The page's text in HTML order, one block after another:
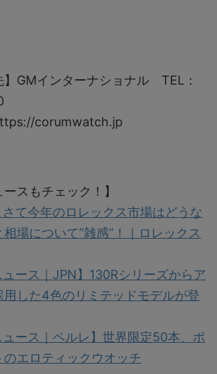
】GMインターナショナル TEL：
corumwatch.jp
ースもチェック！】
て今年のロレックス市場はどうな
場について“雑感”！｜ロレックス
ース｜JPN】130Rシリーズからア
用した4色のリミテッドモデルが登
ース｜ペルレ】世界限定50本、ポ
のエロティックウオッチ